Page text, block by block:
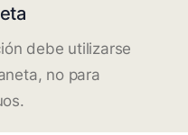
debe utilizarse
no para